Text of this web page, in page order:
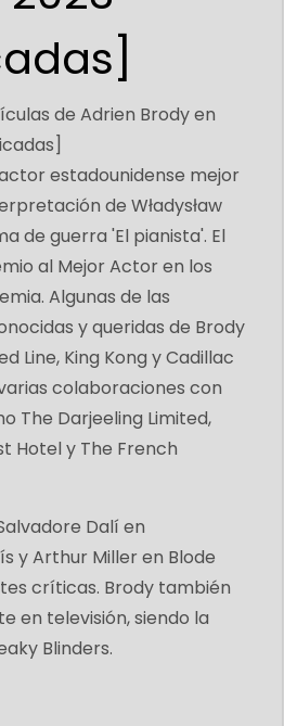
estadounidense mejor
de Władysław
de guerra 'El pianista'. El
al Mejor Actor en los
Algunas de las
y queridas de Brody
Line, King Kong y Cadillac
colaboraciones con
The Darjeeling Limited,
Hotel y The French
Dalí en
y Arthur Miller en Blode
críticas. Brody también
en televisión, siendo la
Blinders.